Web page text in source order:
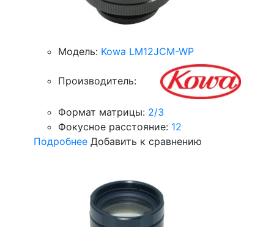
Модель: Kowa LM12JCM-WP
Производитель:
Формат матрицы: 2/3
Фокусное расстояние: 12
Подробнее Добавить к сравнению